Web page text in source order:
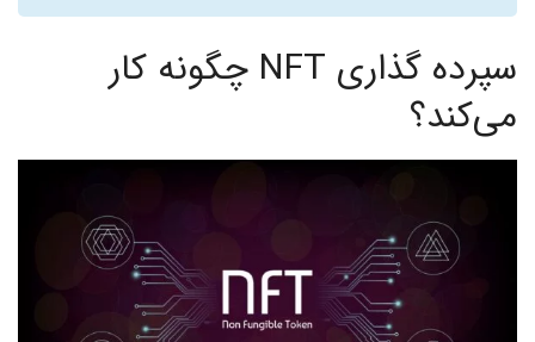
سپرده گذاری NFT چگونه کار
می‌کند؟